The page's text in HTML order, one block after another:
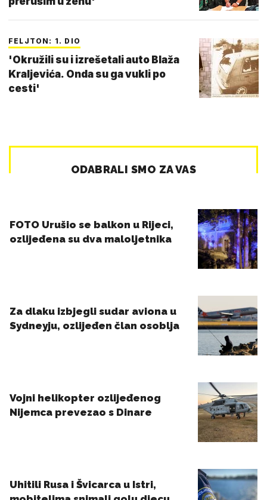
FELJTON: 1. DIO
'Okružili su i izrešetali auto Blaža
Kraljevića. Onda su ga vukli po
cesti'